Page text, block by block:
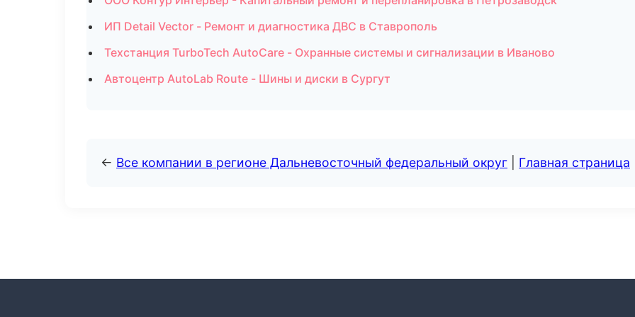
ИП Detail Vector - Ремонт и диагностика ДВС в Ставрополь
Техстанция TurboTech AutoCare - Охранные системы и сигнализации в Иваново
Автоцентр AutoLab Route - Шины и диски в Сургут
← Все компании в регионе Дальневосточный федеральный округ Главная страница